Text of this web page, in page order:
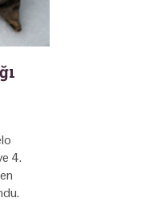
4.